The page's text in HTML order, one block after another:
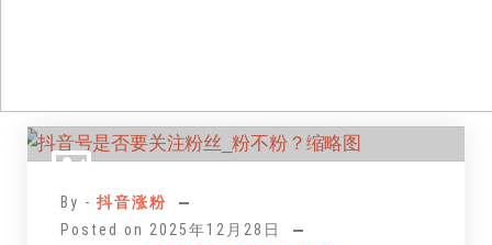
By - 抖音涨粉
Posted on 2025年12月28日